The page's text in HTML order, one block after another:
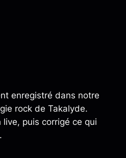
enregistré dans notre
rock de Takalyde.
puis corrigé ce qui